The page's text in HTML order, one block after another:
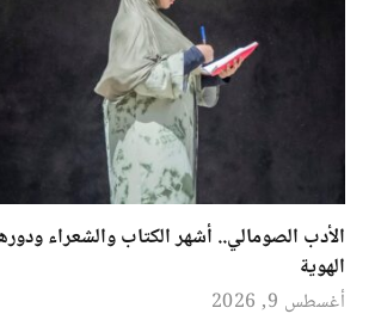
الأدب الصومالي.. أشهر الكتاب والشعراء
الهوية
أغسطس 9, 2026